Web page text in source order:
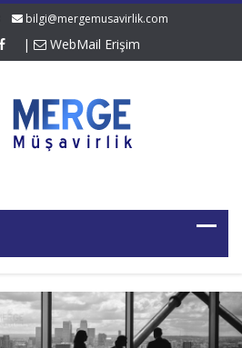
bilgi@mergemusavirlik.com
| WebMail Erişim